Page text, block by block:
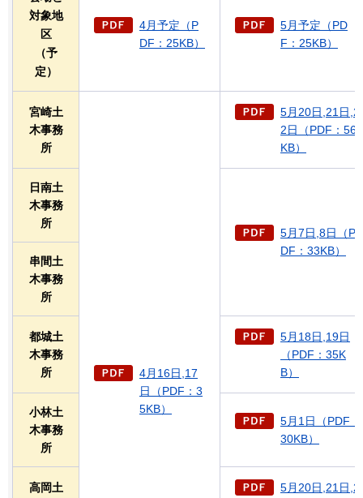
対象地
区
（予
定）
4月予定（P
DF：25KB）
5月予定（PD
F：25KB）
宮崎土
木事務
所
4月16日,17
日（PDF：3
5KB）
5月20日,21日,2
2日（PDF：56
KB）
日南土
木事務
所
5月7日,8日（P
DF：33KB）
串間土
木事務
所
都城土
木事務
所
5月18日,19日
（PDF：35K
B）
小林土
木事務
所
5月1日（PDF：
30KB）
高岡土
5月20日,21日,2